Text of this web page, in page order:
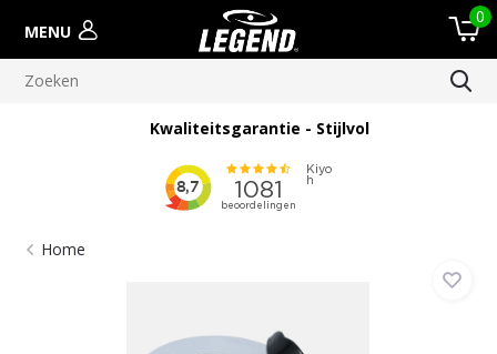
MENU
0
Kwaliteitsgarantie - Stijlvol
Home